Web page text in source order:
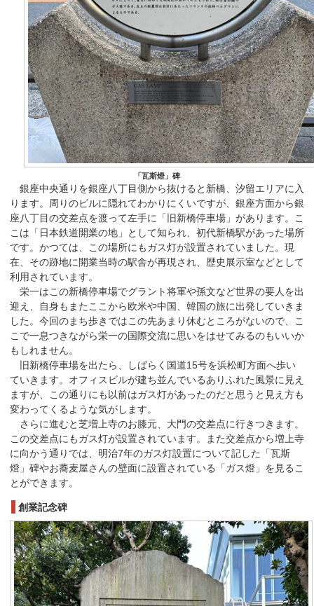
「瓦斯燈」碑
銀座中央通りを銀座八丁目側から抜けると新橋、汐留エリアに入
ります。周りのビルに隠れてわかりにくいですが、銀座方面から銀
座八丁目の交差点を渡って左手に「旧新橋停車場」があります。こ
こは「日本鉄道開業の地」として知られ、初代新橋駅があった場所
です。かつては、この場所にもガス灯が設置されていました。現
在、その跡地に開業当時の駅舎が再現され、歴史展示室などとして
利用されています。
栄一はこの新橋停車場でグラント将軍や孫文など世界の要人を出
迎え、自身もまたここから欧米や中国、韓国の旅に出発していきま
した。今回のまち歩きではこの先あまり休むところがないので、こ
こで一息つきながら栄一の国際交流に思いをはせてみるのもいいか
もしれません。
旧新橋停車場を出たら、しばらく国道15号を浜松町方面へ歩い
ていきます。オフィスビルが建ち並んでいるありふれた風景に見え
ますが、この通りにも以前はガス灯があったのだと思うと見え方も
変わってくるような気がします。
さらに進むと芝増上寺のお膝元、大門の交差点に行きつきます。
この交差点にもガス灯が設置されています。また交差点から増上寺
に向かう通りでは、明治7年のガス灯設置について記した「瓦斯
燈」碑やお蕎麦屋さんの壁面に設置されている「ガス燈」を見るこ
とができます。
創業記念碑